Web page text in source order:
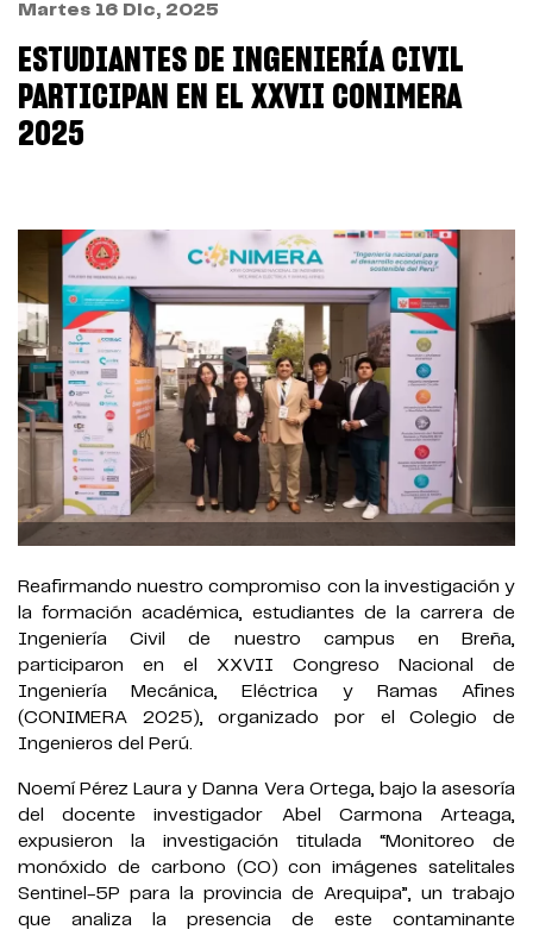
Martes 16 Dic, 2025
ESTUDIANTES DE INGENIERÍA CIVIL
PARTICIPAN EN EL XXVII CONIMERA
2025
Reafirmando nuestro compromiso con la investigación y
la formación académica, estudiantes de la carrera de
Ingeniería Civil de nuestro campus en Breña,
participaron en el XXVII Congreso Nacional de
Ingeniería Mecánica, Eléctrica y Ramas Afines
(CONIMERA 2025), organizado por el Colegio de
Ingenieros del Perú.
Noemí Pérez Laura y Danna Vera Ortega, bajo la asesoría
del docente investigador Abel Carmona Arteaga,
expusieron la investigación titulada “Monitoreo de
monóxido de carbono (CO) con imágenes satelitales
Sentinel-5P para la provincia de Arequipa”, un trabajo
que analiza la presencia de este contaminante